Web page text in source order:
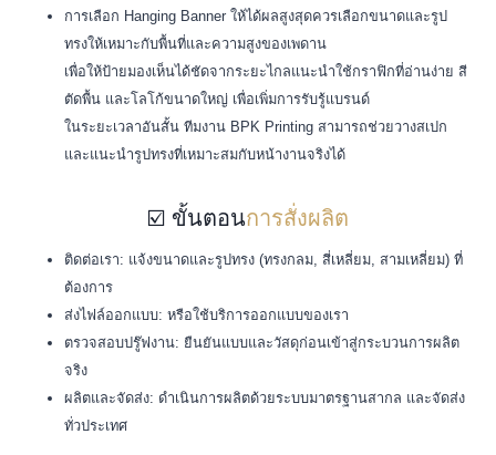
การเลือก Hanging Banner ให้ได้ผลสูงสุดควรเลือกขนาดและรูป
ทรงให้เหมาะกับพื้นที่และความสูงของเพดาน
เพื่อให้ป้ายมองเห็นได้ชัดจากระยะไกลแนะนำใช้กราฟิกที่อ่านง่าย สี
ตัดพื้น และโลโก้ขนาดใหญ่ เพื่อเพิ่มการรับรู้แบรนด์
ในระยะเวลาอันสั้น ทีมงาน BPK Printing สามารถช่วยวางสเปก
และแนะนำรูปทรงที่เหมาะสมกับหน้างานจริงได้
☑️ ขั้นตอนการสั่งผลิต
ติดต่อเรา: แจ้งขนาดและรูปทรง (ทรงกลม, สี่เหลี่ยม, สามเหลี่ยม) ที่
ต้องการ
ส่งไฟล์ออกแบบ: หรือใช้บริการออกแบบของเรา
ตรวจสอบปรู๊ฟงาน: ยืนยันแบบและวัสดุก่อนเข้าสู่กระบวนการผลิต
จริง
ผลิตและจัดส่ง: ดำเนินการผลิตด้วยระบบมาตรฐานสากล และจัดส่ง
ทั่วประเทศ